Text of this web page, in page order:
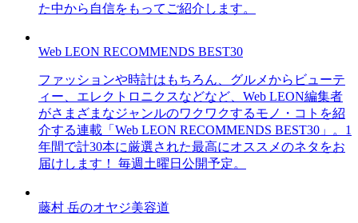
た中から自信をもってご紹介します。
Web LEON RECOMMENDS BEST30
ファッションや時計はもちろん、グルメからビューテ
ィー、エレクトロニクスなどなど、Web LEON編集者
がさまざまなジャンルのワクワクするモノ・コトを紹
介する連載「Web LEON RECOMMENDS BEST30」。1
年間で計30本に厳選された最高にオススメのネタをお
届けします！ 毎週土曜日公開予定。
藤村 岳のオヤジ美容道